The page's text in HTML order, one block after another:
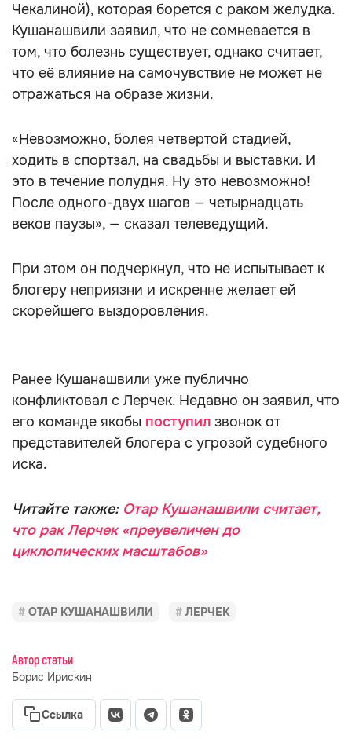
Чекалиной), которая борется с раком желудка.
Кушанашвили заявил, что не сомневается в
том, что болезнь существует, однако считает,
что её влияние на самочувствие не может не
отражаться на образе жизни.
«Невозможно, болея четвертой стадией,
ходить в спортзал, на свадьбы и выставки. И
это в течение полудня. Ну это невозможно!
После одного-двух шагов — четырнадцать
веков паузы», — сказал телеведущий.
При этом он подчеркнул, что не испытывает к
блогеру неприязни и искренне желает ей
скорейшего выздоровления.
Ранее Кушанашвили уже публично
конфликтовал с Лерчек. Недавно он заявил, что
его команде якобы поступил звонок от
представителей блогера с угрозой судебного
иска.
Читайте также: Отар Кушанашвили считает,
что рак Лерчек «преувеличен до
циклопических масштабов»
ОТАР КУШАНАШВИЛИ ЛЕРЧЕК
Автор статьи
Борис Ирискин
Ссылка